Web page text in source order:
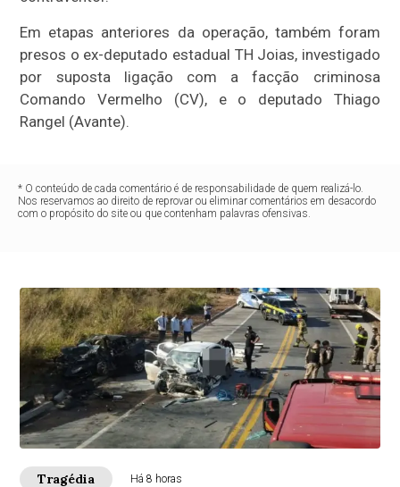
Em etapas anteriores da operação, também foram
presos o ex-deputado estadual TH Joias, investigado
por suposta ligação com a facção criminosa
Comando Vermelho (CV), e o deputado Thiago
Rangel (Avante).
* O conteúdo de cada comentário é de responsabilidade de quem realizá-lo.
Nos reservamos ao direito de reprovar ou eliminar comentários em desacordo
com o propósito do site ou que contenham palavras ofensivas.
Tragédia Há 8 horas